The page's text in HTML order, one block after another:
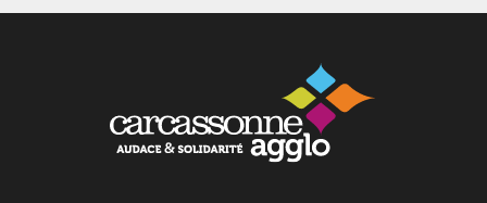
OpenStreetMapcontributeurs.